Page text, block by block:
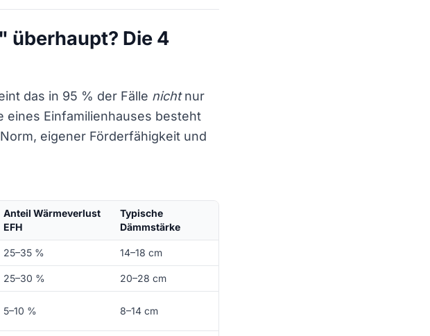
überhaupt? Die 4
das in 95 % der Fälle nichtnur
eines Einfamilienhauses besteht
eigener Förderfähigkeit und
Anteil Wärmeverlust
EFH
Typische
Dämmstärke
25–35 % 14–18 cm
25–30 % 20–28 cm
5–10 % 8–14 cm